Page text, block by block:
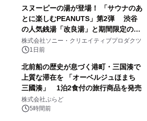
スヌーピーの湯が登場！ 「サウナのあ
とに楽しむPEANUTS」第2弾 渋谷
の人気銭湯「改良湯」と期間限定のコ
ラボレーション サウナイキタイコラ
ボグッズも発売決定！
株式会社ソニー・クリエイティブプロダクツ
1日前
北前船の歴史が息づく港町・三国湊で
上質な滞在を 「オーベルジュほまち
三國湊」 1泊2食付の旅行商品を発売
株式会社ぷらど
5時間前